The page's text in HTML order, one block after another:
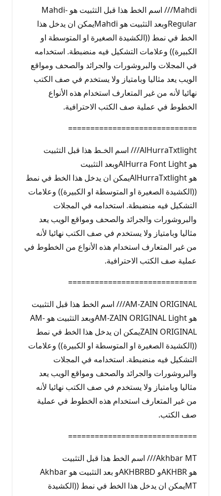
Mahdi/// اسم الخط هذا قبل التثبيت هو Mahdi-
Regularوبعد التثبيت هو Mahdiيمكن ان يدخل هذا
الخط في نمط ((الكشيدة الصغيرة او المتوسطة او
الكبيرة)) وعلامات التشكيل فيه منضبطة. استخدامه
في المجلات والبروشورات والجرائد والصحف ومواقع
الويب يعد مثاليا وبامتياز ولا يستخدم في صف الكتب
نهائيا لأنه من غير المتعارف استخدام هذه الأنواع
الخطوط في عملية صف الكتب الاحترافية.
=============================
AlHurraTxtlight/// اسم الخـط هذا قبل التثبيت
هو AlHurra Font Lightوبعد التثبيت
هو AlHurraTxtlightيمكن ان يدخل هذا الخط في نمط
((الكشيدة الصغيرة او المتوسطة او الكبيرة)) وعلامات
التشكيل فيه منضبطة. استخدامه في المجلات
والبروشورات والجرائد والصحف ومواقع الويب يعد
مثاليا وبامتياز ولا يستخدم في صف الكتب نهائيا لأنه
من غير المتعارف استخدام هذه الأنواع من الخطوط في
عملية صف الكتب الاحترافية.
=============================
AM-ZAIN ORIGINAL/// اسم الخط هذا قبل التثبيت
هو AM-ZAIN ORIGINAL Lightوبعد التثبيت هو AM-
ZAIN ORIGINALيمكن ان يدخل هذا الخط في نمط
((الكشيدة الصغيرة او المتوسطة او الكبيرة)) وعلامات
التشكيل فيه منضبطة. استخدامه في المجلات
والبروشورات والجرائد والصحف ومواقع الويب يعد
مثاليا وبامتياز ولا يستخدم في صف الكتب نهائيا لأنه
من غير المتعارف استخدام هذه الخطوط في عملية
صف الكتب.
=============================
Akhbar MT/// اسم الخط هذا قبل التثبيت
هو AKHBRو AKHBRBDو بعد التثبيت هو Akhbar
MTيمكن ان يدخل هذا الخط في نمط ((الكشيدة